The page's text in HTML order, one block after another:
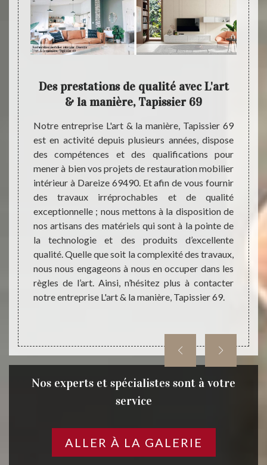
69
et
de
& la
vos
à
offrir
à
Des prestations de qualité avec L'art
& la manière, Tapissier 69
Notre entreprise L'art & la manière, Tapissier 69
est en activité depuis plusieurs années, dispose
des compétences et des qualifications pour
mener à bien vos projets de restauration mobilier
intérieur à Dareize 69490. Et afin de vous fournir
des travaux irréprochables et de qualité
exceptionnelle ; nous mettons à la disposition de
nos artisans des matériels qui sont à la pointe de
la technologie et des produits d’excellente
qualité. Quelle que soit la complexité des travaux,
nous nous engageons à nous en occuper dans les
règles de l’art. Ainsi, n’hésitez plus à contacter
notre entreprise L'art & la manière, Tapissier 69.
est
et
Nos experts et spécialistes sont à votre
service
ALLER À LA GALERIE